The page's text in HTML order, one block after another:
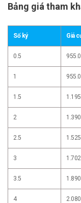
Bảng giá tham
Số ký Giá
0.5
1
1.5
2
2.5
3
3.5
4